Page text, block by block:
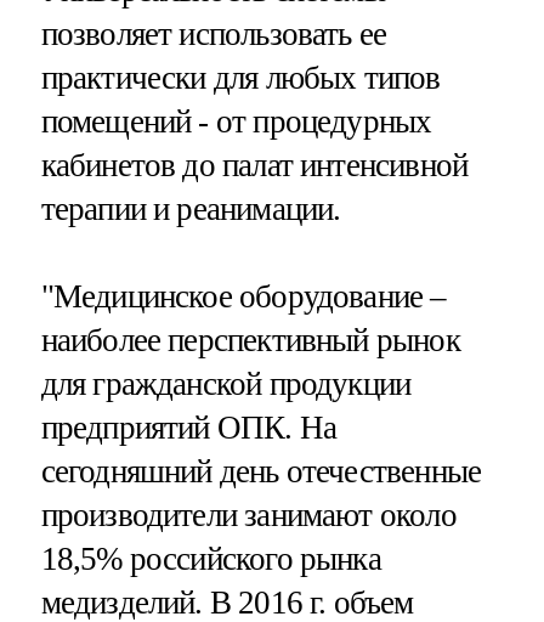
позволяет использовать ее
практически для любых типов
помещений - от процедурных
кабинетов до палат интенсивной
терапии и реанимации.
"Медицинское оборудование –
наиболее перспективный рынок
для гражданской продукции
предприятий ОПК. На
сегодняшний день отечественные
производители занимают около
18,5% российского рынка
медизделий. В 2016 г. объем